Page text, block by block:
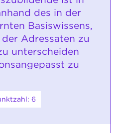
des in der
Basiswissens,
Adressaten zu
unterscheiden
zu
6